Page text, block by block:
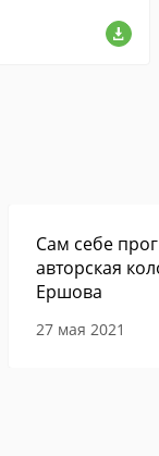
Сам себе
авторская
Ершова
27 мая 2021